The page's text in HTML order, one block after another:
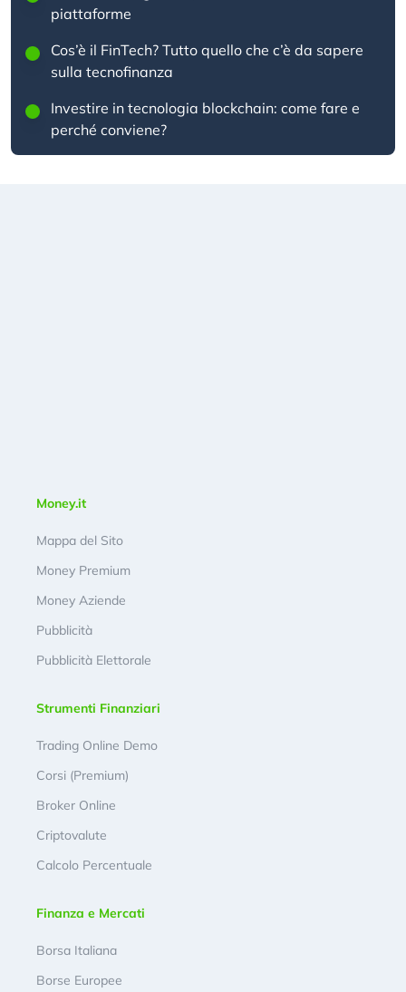
piattaforme
Cos’è il FinTech? Tutto quello che c’è da sapere
sulla tecnofinanza
Investire in tecnologia blockchain: come fare e
perché conviene?
Money.it
Mappa del Sito
Money Premium
Money Aziende
Pubblicità
Pubblicità Elettorale
Strumenti Finanziari
Trading Online Demo
Corsi (Premium)
Broker Online
Criptovalute
Calcolo Percentuale
Finanza e Mercati
Borsa Italiana
Borse Europee